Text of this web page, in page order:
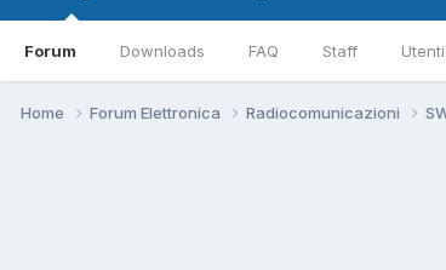
Forum Downloads FAQ Staff
Home Forum Elettronica Radiocomunicazioni